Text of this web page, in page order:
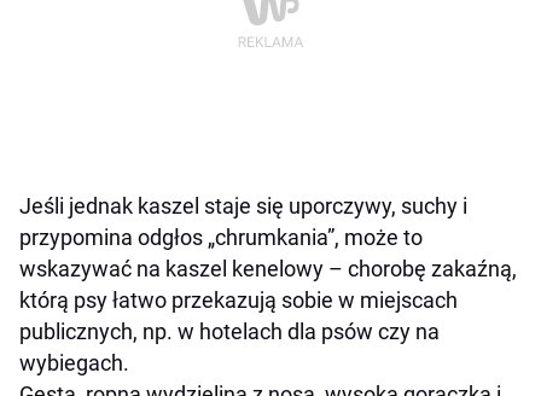
Jeśli jednak kaszel staje się uporczywy, suchy i
przypomina odgłos „chrumkania”, może to
wskazywać na kaszel kenelowy – chorobę zakaźną,
którą psy łatwo przekazują sobie w miejscach
publicznych, np. w hotelach dla psów czy na
wybiegach.